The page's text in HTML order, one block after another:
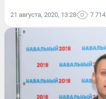
21 августа, 2020, 13:28 7 714